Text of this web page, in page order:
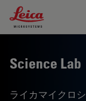
Leica
Science Lab
ライカマイクロ